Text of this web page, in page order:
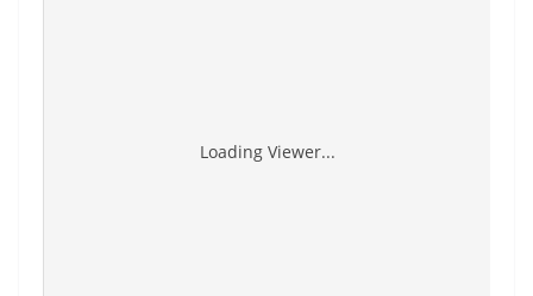
Loading Viewer...